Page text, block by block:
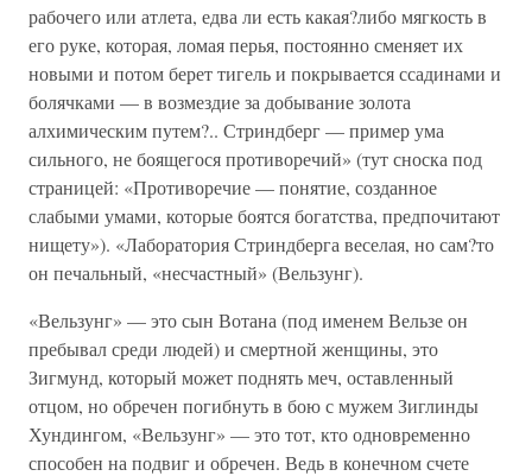
рабочего или атлета, едва ли есть какая?либо мягкость в
его руке, которая, ломая перья, постоянно сменяет их
новыми и потом берет тигель и покрывается ссадинами и
болячками — в возмездие за добывание золота
алхимическим путем?.. Стриндберг — пример ума
сильного, не боящегося противоречий» (тут сноска под
страницей: «Противоречие — понятие, созданное
слабыми умами, которые боятся богатства, предпочитают
нищету»). «Лаборатория Стриндберга веселая, но сам?то
он печальный, «несчастный» (Вельзунг).
«Вельзунг» — это сын Вотана (под именем Вельзе он
пребывал среди людей) и смертной женщины, это
Зигмунд, который может поднять меч, оставленный
отцом, но обречен погибнуть в бою с мужем Зиглинды
Хундингом, «Вельзунг» — это тот, кто одновременно
способен на подвиг и обречен. Ведь в конечном счете